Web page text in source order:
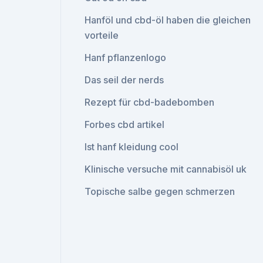
Hanföl und cbd-öl haben die gleichen
vorteile
Hanf pflanzenlogo
Das seil der nerds
Rezept für cbd-badebomben
Forbes cbd artikel
Ist hanf kleidung cool
Klinische versuche mit cannabisöl uk
Topische salbe gegen schmerzen